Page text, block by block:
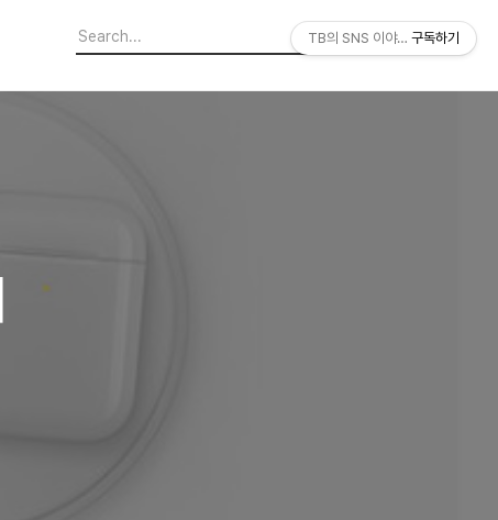
TB의 SNS 이야기 구독하기